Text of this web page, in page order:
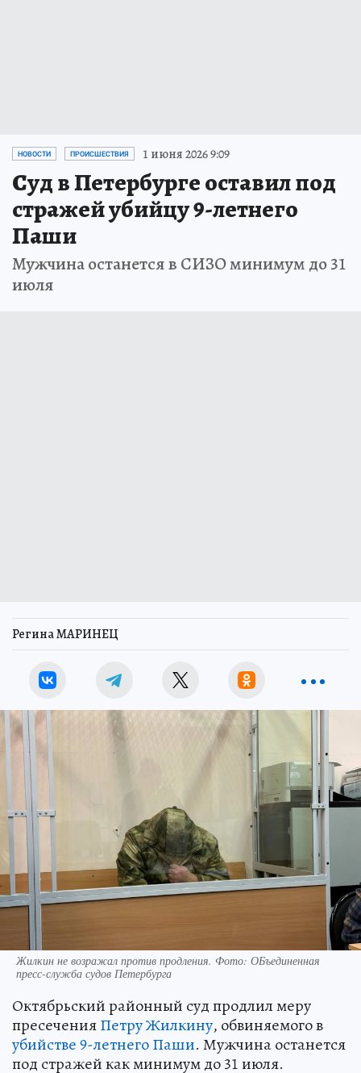
НОВОСТИ ПРОИСШЕСТВИЯ 1 июня 2026 9:09
Суд в Петербурге оставил под
стражей убийцу 9-летнего
Паши
Мужчина останется в СИЗО минимум до 31
июля
Регина МАРИНЕЦ
Жилкин не возражал против продления. Фото: ОБъединенная
пресс-служба судов Петербурга
Октябрьский районный суд продлил меру
пресеченияПетру Жилкину, обвиняемого в
убийстве 9-летнего Паши. Мужчина останется
под стражей как минимум до 31 июля.